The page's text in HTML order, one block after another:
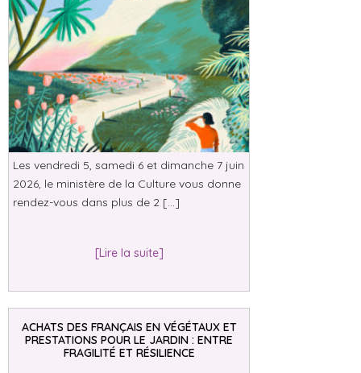
Les vendredi 5, samedi 6 et dimanche 7 juin
2026, le ministère de la Culture vous donne
rendez-vous dans plus de 2 […]
[Lire la suite]
ACHATS DES FRANÇAIS EN VÉGÉTAUX ET
PRESTATIONS POUR LE JARDIN : ENTRE
FRAGILITÉ ET RÉSILIENCE